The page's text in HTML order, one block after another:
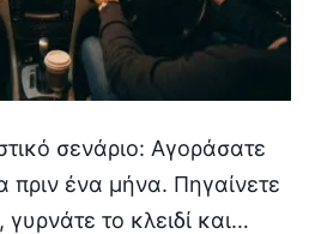
σενάριο: Αγοράσατε
πριν ένα μήνα. Πηγαίνετε
το κλειδί και…